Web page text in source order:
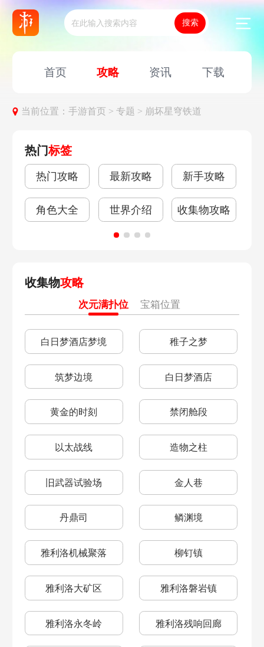
首页 攻略 资讯 下载
当前位置：手游首页 >专题 > 崩坏星穹铁道
热门标签
热门攻略 最新攻略 新手攻略
角色大全 世界介绍 收集物攻略
收集物攻略
次元满扑位
宝箱位置
白日梦酒店梦境 稚子之梦
筑梦边境 白日梦酒店
黄金的时刻 禁闭舱段
以太战线 造物之柱
旧武器试验场 金人巷
丹鼎司 鳞渊境
雅利洛机械聚落 柳钉镇
雅利洛大矿区 雅利洛磐岩镇
雅利洛永冬岭 雅利洛残响回廊